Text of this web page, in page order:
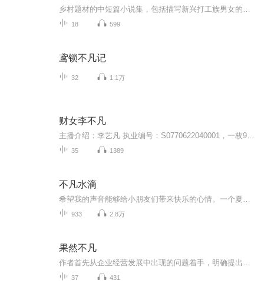
18 599
鸢锁不凡记
32 1.1万
财女李不凡
35 1389
不凡水滴
933 2.8万
果然不凡
37 431